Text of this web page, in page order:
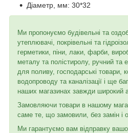
Діаметр, мм: 30*32
Ми пропонуємо будівельні та
утеплювачі, покрівельні та
герметики, піни, лаки, фарби,
металу та полістиролу, ручний та
для поливу, господарські товари,
водопроводу та каналізації і ще
наших магазинах завжди широкий
Замовляючи товари в нашому
саме те, що замовили, без замін і
Ми гарантуємо вам відправку